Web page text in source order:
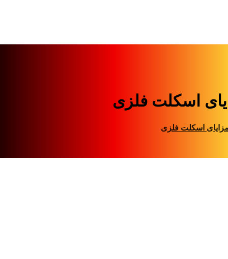
اسکلت فلزی
اسکلت فلزی